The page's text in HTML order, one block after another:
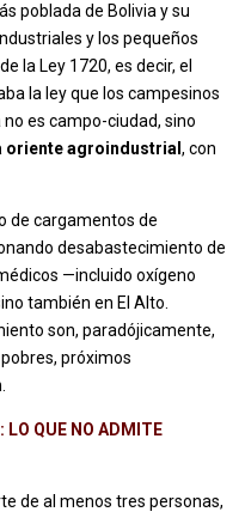
poblada de Bolivia y su
y los pequeños
la Ley 1720, es decir, el
la ley que los campesinos
es campo-ciudad, sino
oriente agroindustrial, con
de cargamentos de
desabastecimiento de
—incluido oxígeno
también en El Alto.
son, paradójicamente,
próximos
LO QUE NO ADMITE
de al menos tres personas,